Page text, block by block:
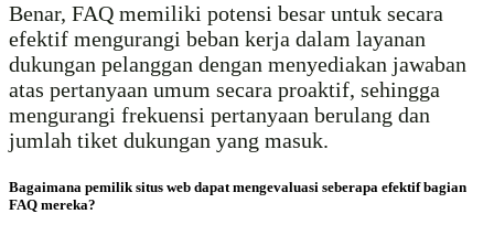
Benar, FAQ memiliki potensi besar untuk secara
efektif mengurangi beban kerja dalam layanan
dukungan pelanggan dengan menyediakan jawaban
atas pertanyaan umum secara proaktif, sehingga
mengurangi frekuensi pertanyaan berulang dan
jumlah tiket dukungan yang masuk.
Bagaimana pemilik situs web dapat mengevaluasi seberapa efektif bagian
FAQ mereka?